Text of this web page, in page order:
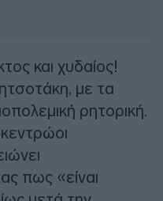
και χυδαίος!
με τα
ρητορική.
πως «είναι